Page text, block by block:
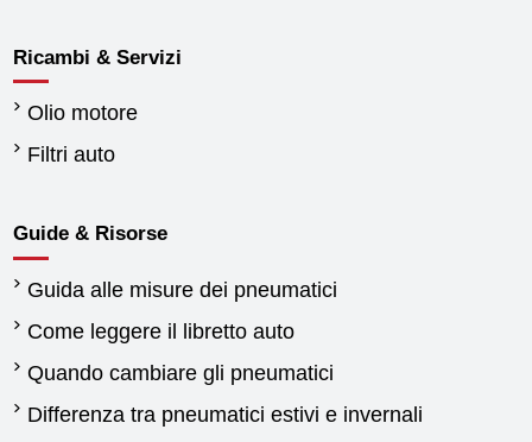
Ricambi & Servizi
Olio motore
Filtri auto
Guide & Risorse
Guida alle misure dei pneumatici
Come leggere il libretto auto
Quando cambiare gli pneumatici
Differenza tra pneumatici estivi e invernali